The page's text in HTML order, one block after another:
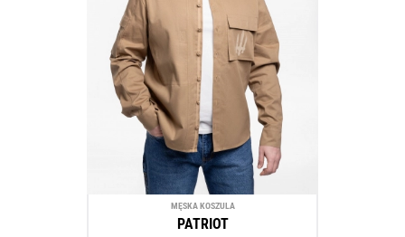
MĘSKA KOSZULA
PATRIOT